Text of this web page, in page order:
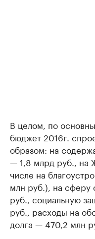
В целом, по
бюджет 2016г.
образом: на
— 1,8 млрд руб., на
числе на
млн руб.), на сферу
руб., социальную
руб., расходы на
долга — 470,2 млн